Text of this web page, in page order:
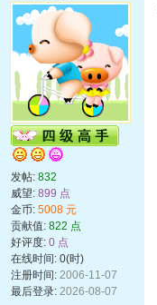
发帖: 832
威望: 899 点
金币: 5008 元
贡献值: 822 点
好评度: 0 点
在线时间: 0(时)
注册时间: 2006-11-07
最后登录: 2026-08-07